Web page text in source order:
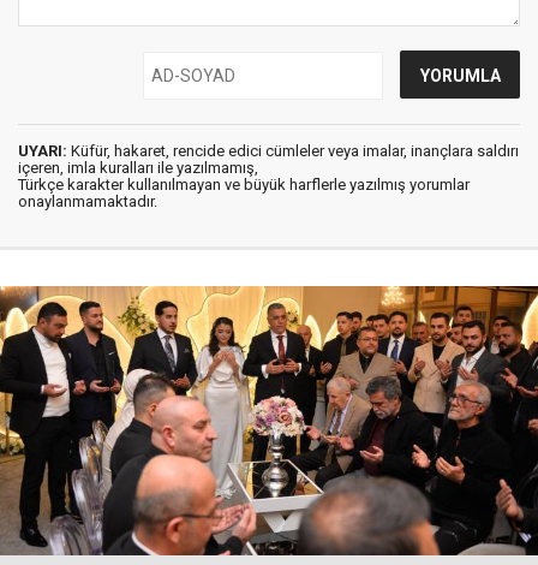
UYARI: Küfür, hakaret, rencide edici cümleler veya imalar, inançlara saldırı
içeren, imla kuralları ile yazılmamış,
Türkçe karakter kullanılmayan ve büyük harflerle yazılmış yorumlar
onaylanmamaktadır.